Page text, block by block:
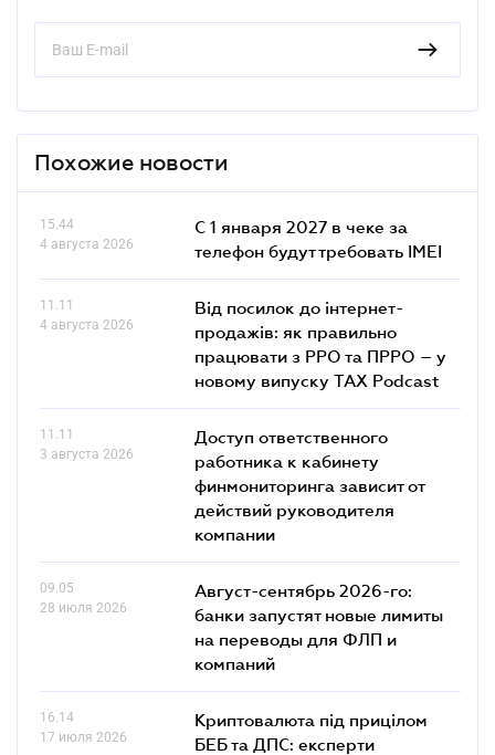
Похожие новости
15.44
4 августа 2026
С 1 января 2027 в чеке за
телефон будут требовать IMEI
11.11
4 августа 2026
Від посилок до інтернет-
продажів: як правильно
працювати з РРО та ПРРО – у
новому випуску TAX Podcast
11.11
3 августа 2026
Доступ ответственного
работника к кабинету
финмониторинга зависит от
действий руководителя
компании
09.05
28 июля 2026
Август-сентябрь 2026-го:
банки запустят новые лимиты
на переводы для ФЛП и
компаний
16.14
17 июля 2026
Криптовалюта під прицілом
БЕБ та ДПС: експерти